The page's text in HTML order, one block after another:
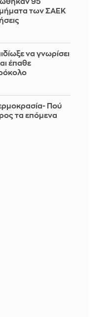
95
των ΣΑΕΚ
να γνωρίσει
έπαθε
Πού
τα επόμενα